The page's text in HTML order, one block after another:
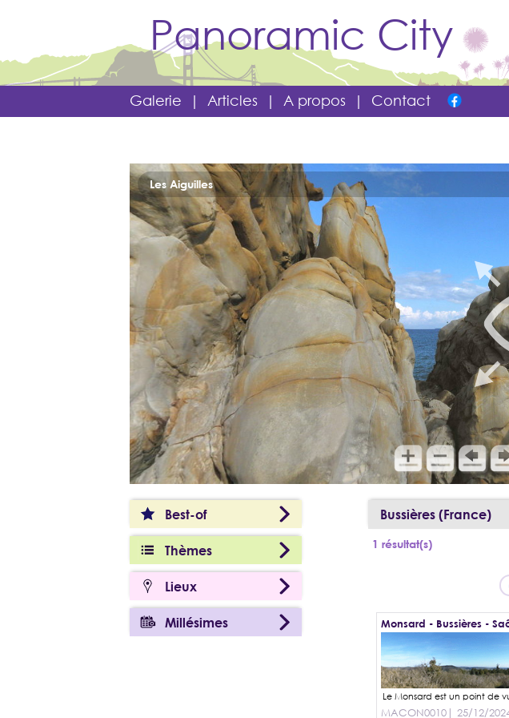
Panoramic City
Galerie | Articles | A propos | Contact
Best-of
Thèmes
Lieux
Millésimes
Bussières (France)
1 résultat(s)
Monsard - Bussières -
MACON0010 | 25/12/